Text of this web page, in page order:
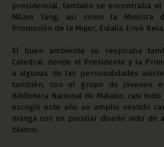
presidencial, también se encontraba
Milam Tang, así como la Ministra
Promoción de la Mujer, Eulalia Envó Bela.
El buen ambiente se respiraba
Catedral, donde el Presidente y la
a algunas de las personalidades
también, con el grupo de jóvenes
Biblioteca Nacional de Malabo, casi todo
escogió este año un amplio vestido
manga con un peculiar diseño nido de
blanco.